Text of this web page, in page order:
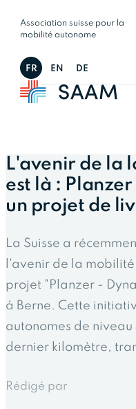
Association suisse pour la
mobilité autonome
FR EN DE
L'avenir de la
est là :
un projet de
La Suisse a
l'avenir de la
projet "Planzer -
à Berne. Cette
autonomes de
dernier kilomètre,
Rédigé par